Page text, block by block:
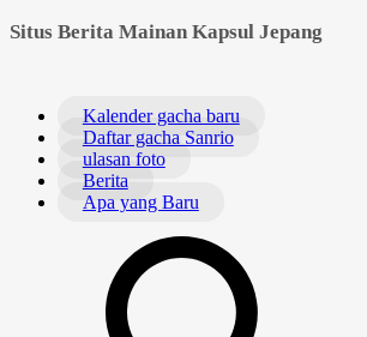
Situs Berita Mainan Kapsul Jepang
Kalender gacha baru
Daftar gacha Sanrio
ulasan foto
Berita
Apa yang Baru